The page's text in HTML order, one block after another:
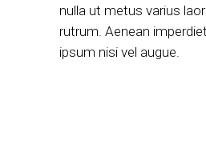
nulla ut metus varius
rutrum. Aenean
ipsum nisi vel augue.